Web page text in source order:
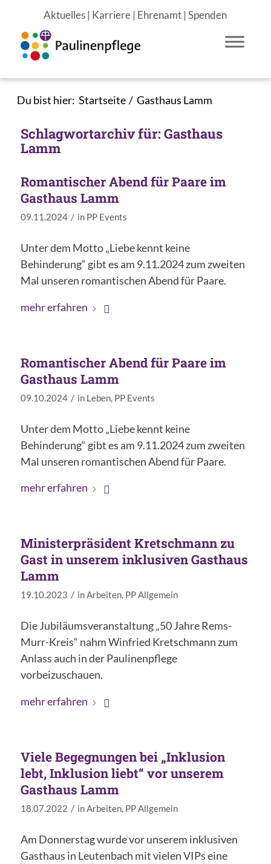
Aktuelles | Karriere | Ehrenamt |Spenden
Du bist hier: Startseite / Gasthaus Lamm
Schlagwortarchiv für:Gasthaus
Lamm
Romantischer Abend für Paare im
Gasthaus Lamm
09.11.2024 / in PP Events
Unter dem Motto „Liebe kennt keine
Behinderung“ gibt es am 9.11.2024 zum zweiten
Mal unseren romantischen Abend für Paare.
mehr erfahren
Romantischer Abend für Paare im
Gasthaus Lamm
09.10.2024 / in Leben, PP Events
Unter dem Motto „Liebe kennt keine
Behinderung“ gibt es am 9.11.2024 zum zweiten
Mal unseren romantischen Abend für Paare.
mehr erfahren
Ministerpräsident Kretschmann zu
Gast in unserem inklusiven Gasthaus
Lamm
19.10.2023 / inArbeiten, PP Allgemein
Die Jubiläumsveranstaltung „50 Jahre Rems-
Murr-Kreis“ nahm Winfried Kretschmann zum
Anlass auch in der Paulinenpflege
vorbeizuschauen.
mehr erfahren
Viele Begegnungen bei „Inklusion
lebt, Inklusion liebt“ vor unserem
Gasthaus Lamm
18.07.2022 / inArbeiten, PP Allgemein
Am Donnerstag wurde vor unserem inklusiven
Gasthaus in Leutenbach mit vielen VIPs eine